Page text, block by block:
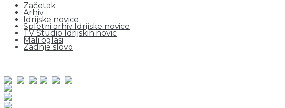
Začetek
Arhiv
Idrijske novice
Spletni arhiv Idrijske novice
TV Studio Idrijskih novic
Mali oglasi
Zadnje slovo